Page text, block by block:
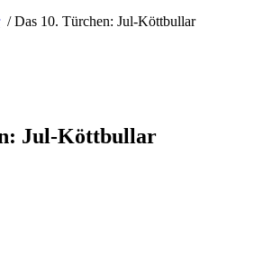
/Das 10. Türchen: Jul-Köttbullar
Jul-Köttbullar